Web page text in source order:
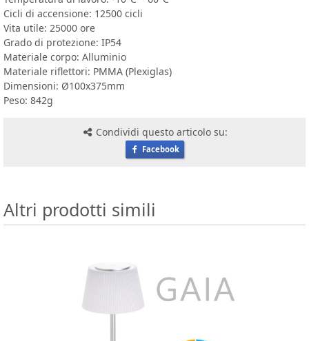
Cicli di accensione: 12500 cicli
Vita utile: 25000 ore
Grado di protezione: IP54
Materiale corpo: Alluminio
Materiale riflettori: PMMA (Plexiglas)
Dimensioni: Ø100x375mm
Peso: 842g
Condividi questo articolo su:
Facebook
Altri prodotti simili